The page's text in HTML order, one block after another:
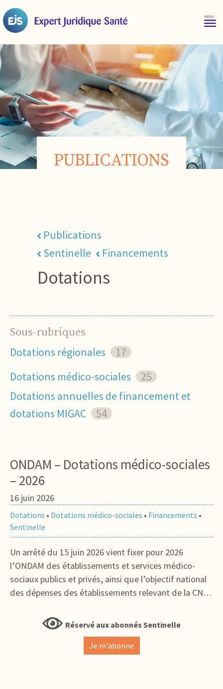
PUBLICATIONS
Publications
Sentinelle
Financements
Dotations
Sous-rubriques
Dotations régionales
17
Dotations médico-sociales
25
Dotations annuelles de financement et
dotations MIGAC
54
ONDAM – Dotations médico-sociales
– 2026
16 juin 2026
Dotations • Dotations médico-sociales • Financements •
Sentinelle
Un arrêté du 15 juin 2026 vient fixer pour 2026
l’ONDAM des établissements et services médico-
sociaux publics et privés, ainsi que l’objectif national
des dépenses des établissements relevant de la CN…
Réservé aux abonnés Sentinelle
Je m'abonne